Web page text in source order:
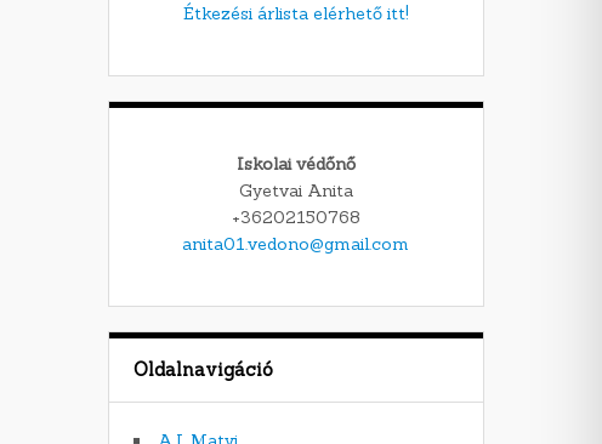
Étkezési árlista elérhető itt!
Iskolai védőnő
Gyetvai Anita
+36202150768
anita01.vedono@gmail.com
Oldalnavigáció